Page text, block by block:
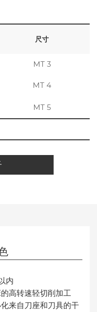
尺寸
MT 3
MT 4
MT 5
内
高转速轻切削加工
来自刀座和刀具的干